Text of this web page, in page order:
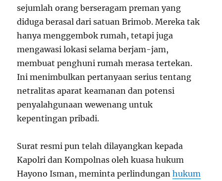
sejumlah orang berseragam preman yang
diduga berasal dari satuan Brimob. Mereka tak
hanya menggembok rumah, tetapi juga
mengawasi lokasi selama berjam-jam,
membuat penghuni rumah merasa tertekan.
Ini menimbulkan pertanyaan serius tentang
netralitas aparat keamanan dan potensi
penyalahgunaan wewenang untuk
kepentingan pribadi.
Surat resmi pun telah dilayangkan kepada
Kapolri dan Kompolnas oleh kuasa hukum
Hayono Isman, meminta perlindunganhukum